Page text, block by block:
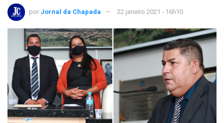
por Jornal da Chapada 22 janeiro 2021 - 16h10